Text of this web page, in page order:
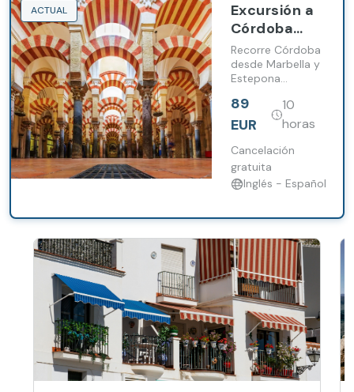
ACTUAL
Excursión a
Córdoba
con entrada
a la
Mezquita
desde
Marbella y
Recorre Córdoba
desde Marbella y
Estepona
Mezquita-
Catedral y el
de la Judería.
89
EUR
10
horas
Cancelación
gratuita
Inglés - Español